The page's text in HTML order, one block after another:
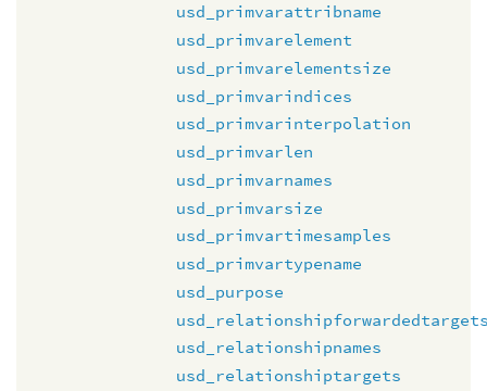
usd_primvarattribname
usd_primvarelement
usd_primvarelementsize
usd_primvarindices
usd_primvarinterpolation
usd_primvarlen
usd_primvarnames
usd_primvarsize
usd_primvartimesamples
usd_primvartypename
usd_purpose
usd_relationshipnames
usd_relationshiptargets